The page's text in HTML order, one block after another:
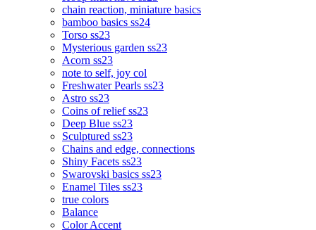
chain reaction, miniature basics
bamboo basics ss24
Torso ss23
Mysterious garden ss23
Acorn ss23
note to self, joy col
Freshwater Pearls ss23
Astro ss23
Coins of relief ss23
Deep Blue ss23
Sculptured ss23
Chains and edge, connections
Shiny Facets ss23
Swarovski basics ss23
Enamel Tiles ss23
true colors
Balance
Color Accent